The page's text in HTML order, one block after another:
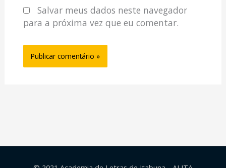
Salvar meus dados neste navegador
para a próxima vez que eu comentar.